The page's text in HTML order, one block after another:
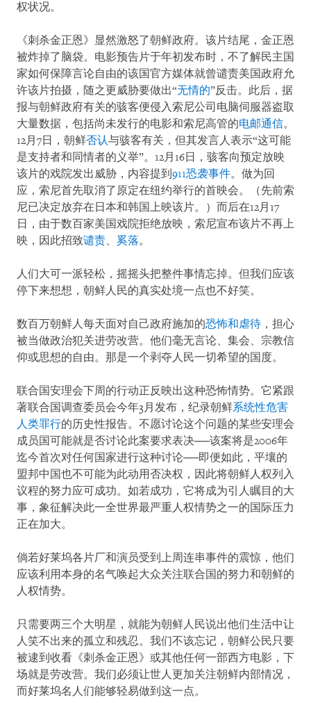
权状况。
《刺杀金正恩》显然激怒了朝鲜政府。该片结尾，金正恩
被炸掉了脑袋。电影预告片于年初发布时，不了解民主国
家如何保障言论自由的该国官方媒体就曾谴责美国政府允
许该片拍摄，随之更威胁要做出“无情的”反击。此后，据
报与朝鲜政府有关的骇客便侵入索尼公司电脑伺服器盗取
大量数据，包括尚未发行的电影和索尼高管的电邮通信。
12月7日，朝鲜否认与骇客有关，但其发言人表示“这可能
是支持者和同情者的义举”。12月16日，骇客向预定放映
该片的戏院发出威胁，内容提到 911恐袭事件。做为回
应，索尼首先取消了原定在纽约举行的首映会。（先前索
尼已决定放弃在日本和韩国上映该片。）而后在12月17
日，由于数百家美国戏院拒绝放映，索尼宣布该片不再上
映，因此招致谴责、 奚落。
人们大可一派轻松，摇摇头把整件事情忘掉。但我们应该
停下来想想，朝鲜人民的真实处境一点也不好笑。
数百万朝鲜人每天面对自己政府施加的恐怖和虐待 ，担心
被当做政治犯关进劳改营。他们毫无言论、集会、宗教信
仰或思想的自由。那是一个剥夺人民一切希望的国度。
联合国安理会下周的行动正反映出这种恐怖情势。它紧跟
著联合国调查委员会今年3月发布，纪录朝鲜系统性危害
人类罪行的历史性报告。不愿讨论这个问题的某些安理会
成员国可能就是否讨论此案要求表决──该案将是2006年
迄今首次对任何国家进行这种讨论──即便如此，平壤的
盟邦中国也不可能为此动用否决权，因此将朝鲜人权列入
议程的努力应可成功。如若成功，它将成为引人瞩目的大
事，象征解决此一全世界最严重人权情势之一的国际压力
正在加大。
倘若好莱坞各片厂和演员受到上周连串事件的震惊，他们
应该利用本身的名气唤起大众关注联合国的努力和朝鲜的
人权情势。
只需要两三个大明星，就能为朝鲜人民说出他们生活中让
人笑不出来的孤立和残忍。我们不该忘记，朝鲜公民只要
被逮到收看《刺杀金正恩》或其他任何一部西方电影，下
场就是劳改营。我们必须让世人更加关注朝鲜内部情况，
而好莱坞名人们能够轻易做到这一点。